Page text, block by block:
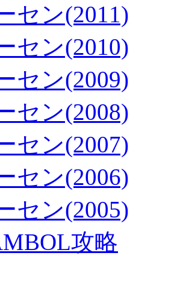
セン(2011)
セン(2010)
セン(2009)
セン(2008)
セン(2007)
セン(2006)
セン(2005)
攻略